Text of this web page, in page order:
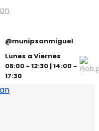
@munipsanmiguel
Lunes a Viernes
08:00 - 12:30 | 14:00 -
17:30